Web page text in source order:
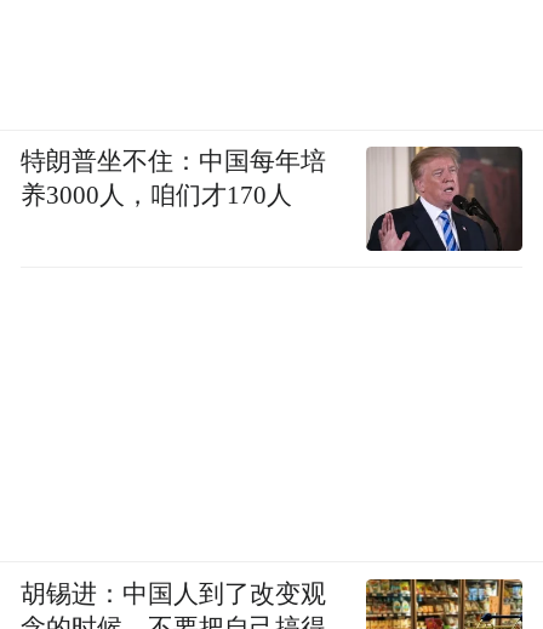
特朗普坐不住：中国每年培
养3000人，咱们才170人
胡锡进：中国人到了改变观